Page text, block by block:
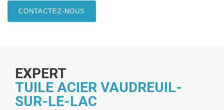
CONTACTEZ-NOUS
EXPERT
TUILE ACIER VAUDREUIL-
SUR-LE-LAC